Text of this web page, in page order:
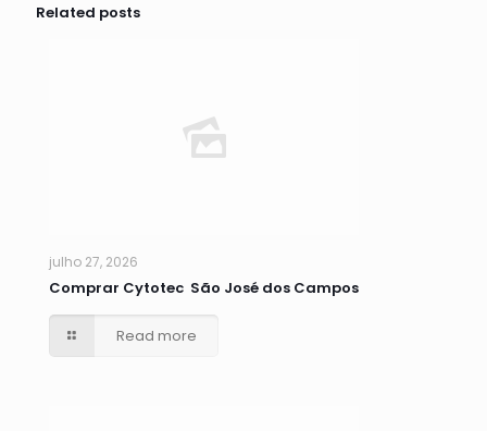
Related posts
julho 27, 2026
Comprar Cytotec São José dos Campos
Read more